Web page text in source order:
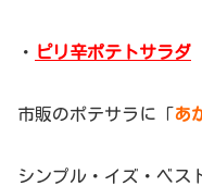
・ ピリ辛ポテトサラダ
市販のポテサラに「あ
シンプル・イズ・ベス